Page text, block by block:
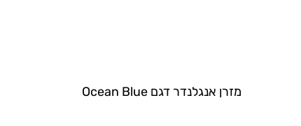
מזרן אנגלנדר דגם Ocean Blue